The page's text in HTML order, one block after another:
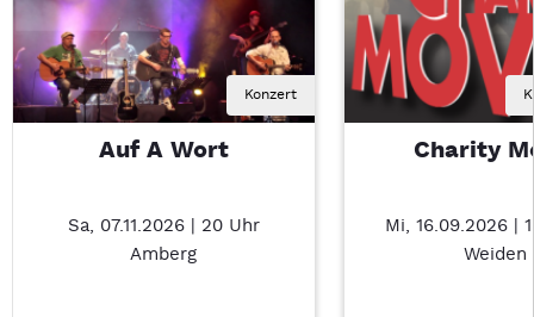
Konzert
Auf A Wort
Sa, 07.11.2026 | 20 Uhr
Amberg
Charity
Mi, 16.09.2026 |
Weiden